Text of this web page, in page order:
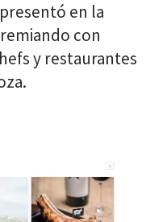
en la
con
y restaurantes